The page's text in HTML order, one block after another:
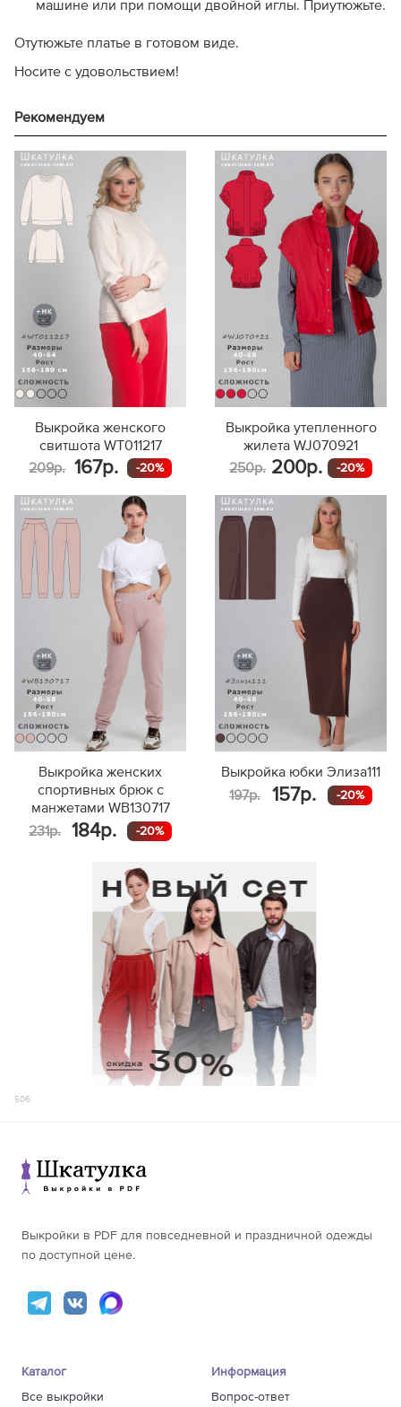
машине или при помощи двойной иглы. Приутюжьте.
Отутюжьте платье в готовом виде.
Носите с удовольствием!
Рекомендуем
Выкройка женского
свитшота WT011217
209р.
167р. -20%
Выкройка утепленного
жилета WJ070921
250р. 200р. -20%
Выкройка женских
спортивных брюк с
манжетами WB130717
231р.
184р. -20%
Выкройка юбки Элиза111
197р.
157р. -20%
506
Выкройки в PDF для повседневной и праздничной одежды
по доступной цене.
Каталог
Все выкройки
Информация
Вопрос-ответ